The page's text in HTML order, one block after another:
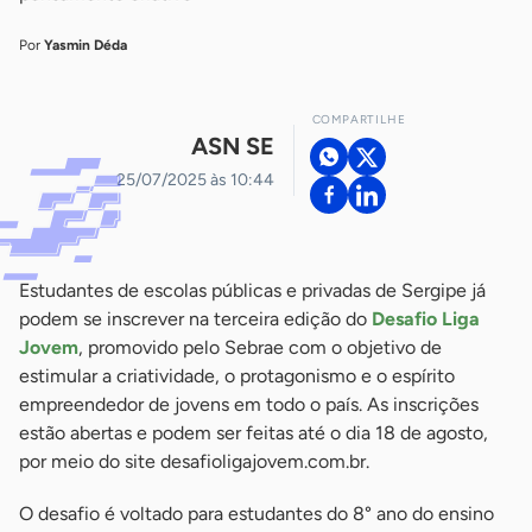
Por Yasmin Déda
ASN SE
25/07/2025 às 10:44
COMPARTILHE
Estudantes de escolas públicas e privadas de Sergipe já
podem se inscrever na terceira edição do Desafio Liga
Jovem, promovido pelo Sebrae com o objetivo de
estimular a criatividade, o protagonismo e o espírito
empreendedor de jovens em todo o país. As inscrições
estão abertas e podem ser feitas até o dia 18 de agosto,
por meio do site desafioligajovem.com.br.
O desafio é voltado para estudantes do 8° ano do ensino